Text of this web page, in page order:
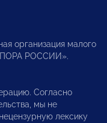
организация малого
РОССИИ».
Согласно
мы не
лексику